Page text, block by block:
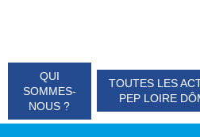
QUI
SOMMES-
NOUS ?
TOUTES LES
PEP LOIRE